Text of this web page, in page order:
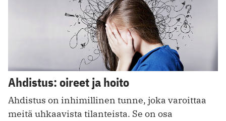
Ahdistus: oireet ja hoito
Ahdistus on inhimillinen tunne, joka varoittaa
meitä uhkaavista tilanteista. Se on osa